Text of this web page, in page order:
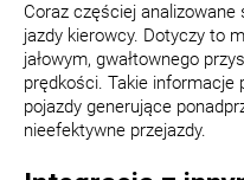
Coraz częściej
jazdy kierowcy. Dotyczy to
jałowym, gwałtownego
prędkości. Takie informacje
pojazdy generujące
nieefektywne przejazdy.